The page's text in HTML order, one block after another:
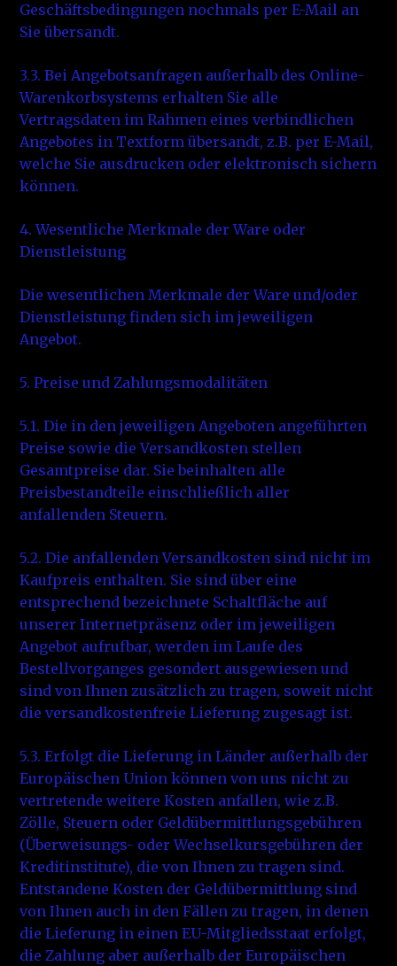
Geschäftsbedingungen nochmals per E-Mail an
Sie übersandt.
3.3. Bei Angebotsanfragen außerhalb des Online-
Warenkorbsystems erhalten Sie alle
Vertragsdaten im Rahmen eines verbindlichen
Angebotes in Textform übersandt, z.B. per E-Mail,
welche Sie ausdrucken oder elektronisch sichern
können.
4. Wesentliche Merkmale der Ware oder
Dienstleistung
Die wesentlichen Merkmale der Ware und/oder
Dienstleistung finden sich im jeweiligen
Angebot.
5. Preise und Zahlungsmodalitäten
5.1. Die in den jeweiligen Angeboten angeführten
Preise sowie die Versandkosten stellen
Gesamtpreise dar. Sie beinhalten alle
Preisbestandteile einschließlich aller
anfallenden Steuern.
5.2. Die anfallenden Versandkosten sind nicht im
Kaufpreis enthalten. Sie sind über eine
entsprechend bezeichnete Schaltfläche auf
unserer Internetpräsenz oder im jeweiligen
Angebot aufrufbar, werden im Laufe des
Bestellvorganges gesondert ausgewiesen und
sind von Ihnen zusätzlich zu tragen, soweit nicht
die versandkostenfreie Lieferung zugesagt ist.
5.3. Erfolgt die Lieferung in Länder außerhalb der
Europäischen Union können von uns nicht zu
vertretende weitere Kosten anfallen, wie z.B.
Zölle, Steuern oder Geldübermittlungsgebühren
(Überweisungs- oder Wechselkursgebühren der
Kreditinstitute), die von Ihnen zu tragen sind.
Entstandene Kosten der Geldübermittlung sind
von Ihnen auch in den Fällen zu tragen, in denen
die Lieferung in einen EU-Mitgliedsstaat erfolgt,
die Zahlung aber außerhalb der Europäischen